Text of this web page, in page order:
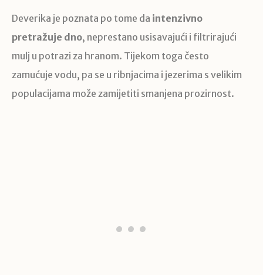
Deverika je poznata po tome da intenzivno
pretražuje dno, neprestano usisavajući i filtrirajući
mulj u potrazi za hranom. Tijekom toga često
zamućuje vodu, pa se u ribnjacima i jezerima s velikim
populacijama može zamijetiti smanjena prozirnost.